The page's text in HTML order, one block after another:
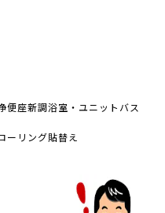
便座新調浴室・ユニットバス
ーリング貼替え